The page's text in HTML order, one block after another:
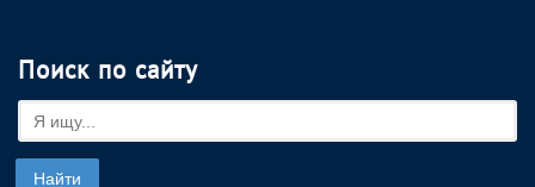
Поиск по сайту